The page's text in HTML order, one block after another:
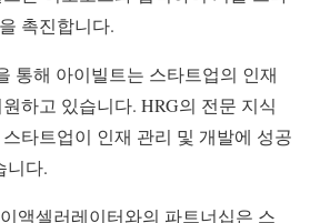
촉진합니다.
통해 아이빌트는 스타트업의 인재
하고 있습니다. HRG의 전문 지식
타트업이 인재 관리 및 개발에 성공
니다.
액셀러레이터와의 파트너십은 스